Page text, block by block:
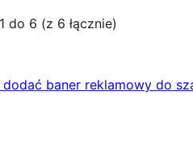
do 6 (z 6 łącznie)
baner reklamowy do